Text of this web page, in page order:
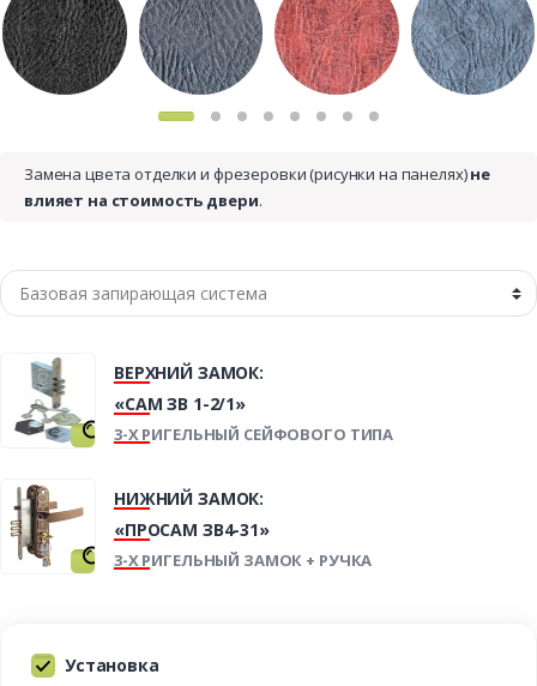
Замена цвета отделки и фрезеровки (рисунки на панелях)не
влияет на стоимость двери.
ВЕРХНИЙ ЗАМОК:
«САМ ЗВ 1-2/1»
3-Х РИГЕЛЬНЫЙ СЕЙФОВОГО ТИПА
НИЖНИЙ ЗАМОК:
«ПРОСАМ ЗВ4-31»
3-Х РИГЕЛЬНЫЙ ЗАМОК + РУЧКА
Установка